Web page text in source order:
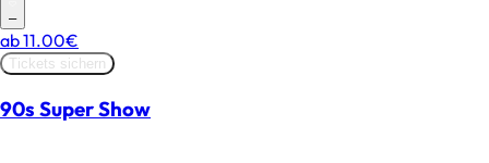
–
ab11.00€
Tickets sichern
90s Super Show